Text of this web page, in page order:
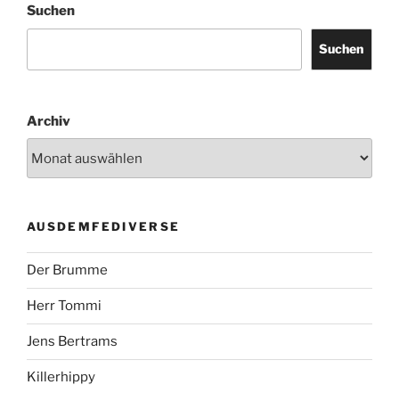
Suchen
Suchen
Archiv
AUSDEMFEDIVERSE
Der Brumme
Herr Tommi
Jens Bertrams
Killerhippy